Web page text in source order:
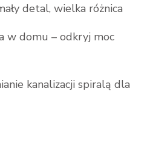
detal, wielka różnica
w domu – odkryj moc
kanalizacji spiralą dla